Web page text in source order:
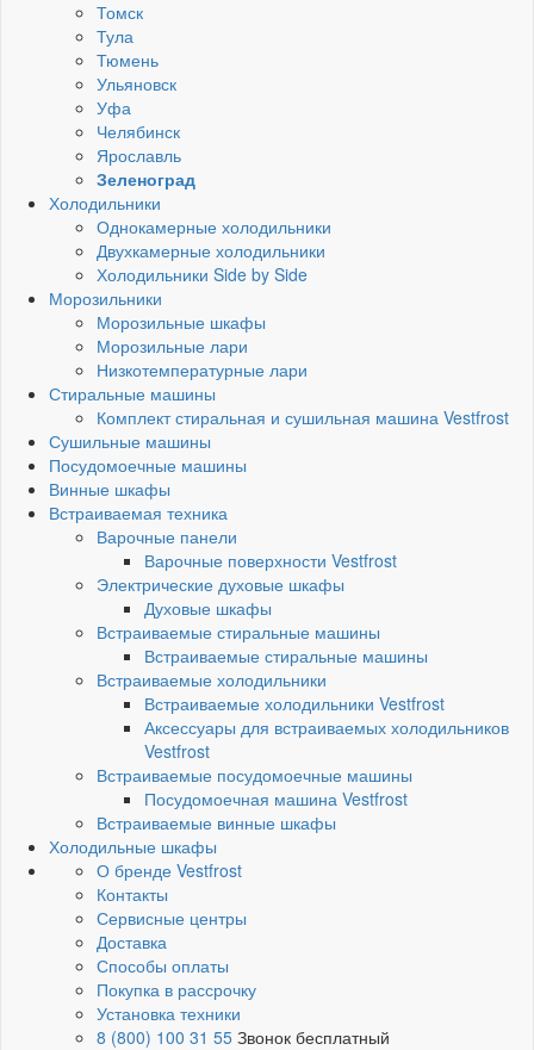
Томск
Тула
Тюмень
Ульяновск
Уфа
Челябинск
Ярославль
Зеленоград
Холодильники
Однокамерные холодильники
Двухкамерные холодильники
Холодильники Side by Side
Морозильники
Морозильные шкафы
Морозильные лари
Низкотемпературные лари
Стиральные машины
Комплект стиральная и сушильная машина Vestfrost
Сушильные машины
Посудомоечные машины
Винные шкафы
Встраиваемая техника
Варочные панели
Варочные поверхности Vestfrost
Электрические духовые шкафы
Духовые шкафы
Встраиваемые стиральные машины
Встраиваемые стиральные машины
Встраиваемые холодильники
Встраиваемые холодильники Vestfrost
Аксессуары для встраиваемых холодильников
Vestfrost
Встраиваемые посудомоечные машины
Посудомоечная машина Vestfrost
Встраиваемые винные шкафы
Холодильные шкафы
О бренде Vestfrost
Контакты
Сервисные центры
Доставка
Способы оплаты
Покупка в рассрочку
Установка техники
8 (800) 100 31 55 Звонок бесплатный